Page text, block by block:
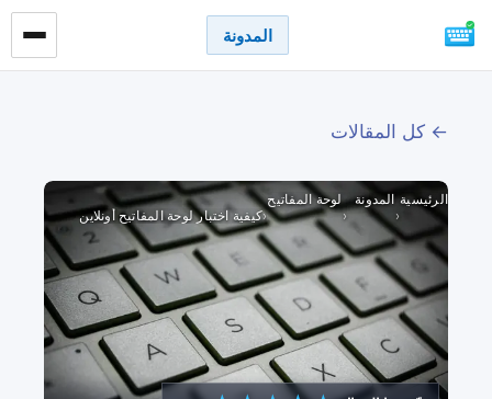
المدونة
← كل المقالات
الرئيسية
›
المدونة
›
لوحة المفاتيح
›كيفية اختبار لوحة المفاتيح أونلاين